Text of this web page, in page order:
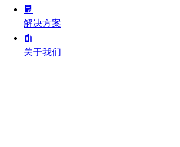
解决方案
关于我们